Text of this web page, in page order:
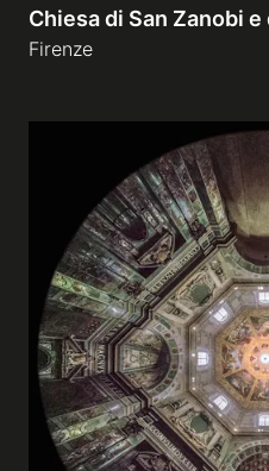
Chiesa di San Zanobi
Firenze